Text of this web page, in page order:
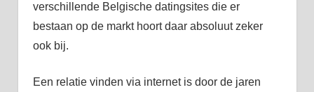
verschillende Belgische datingsites die er
bestaan op de markt hoort daar absoluut zeker
ook bij.
Een relatie vinden via internet is door de jaren